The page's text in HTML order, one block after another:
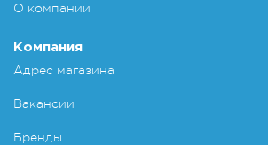
О компании
Компания
Адрес магазина
Вакансии
Бренды